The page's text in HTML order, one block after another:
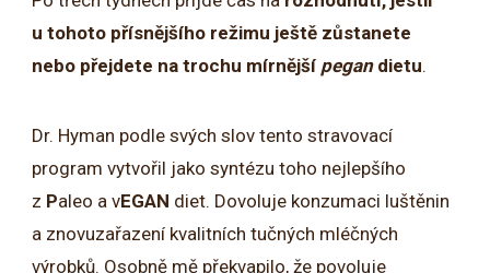
u tohoto přísnějšího režimu ještě zůstanete
nebo přejdete na trochu mírnější pegandietu.
Dr. Hyman podle svých slov tento stravovací
program vytvořil jako syntézu toho nejlepšího
z Paleo a vEGAN diet. Dovoluje konzumaci luštěnin
a znovuzařazení kvalitních tučných mléčných
výrobků. Osobně mě překvapilo, že povoluje